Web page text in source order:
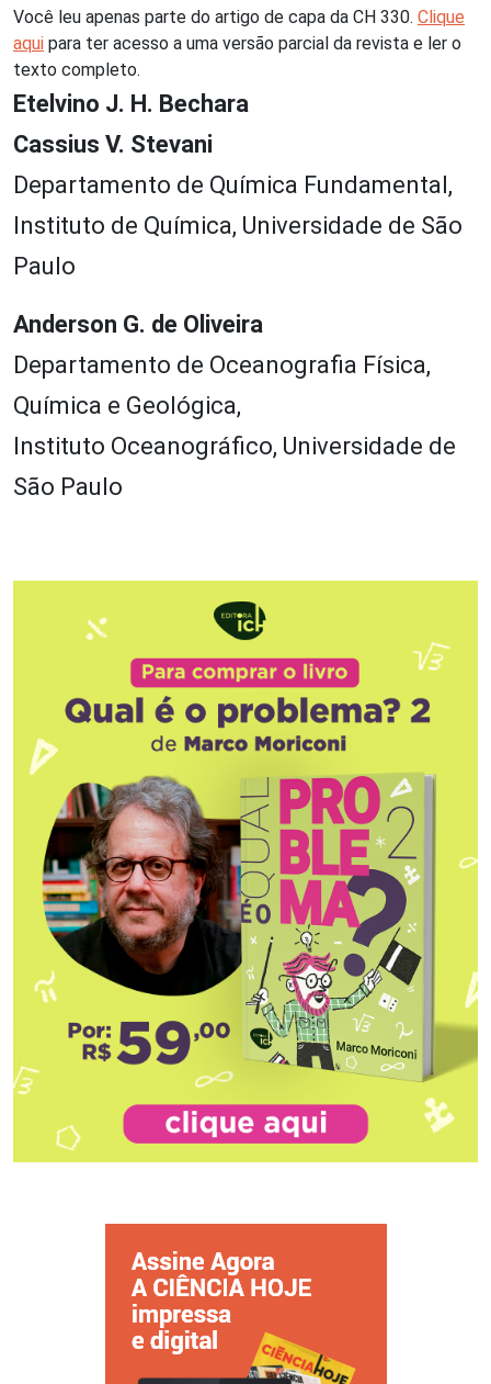
Você leu apenas parte do artigo de capa da CH 330. Clique
aqui para ter acesso a uma versão parcial da revista e ler o
texto completo.
Etelvino J. H. Bechara
Cassius V. Stevani
Departamento de Química Fundamental,
Instituto de Química, Universidade de São
Paulo
Anderson G. de Oliveira
Departamento de Oceanografia Física,
Química e Geológica,
Instituto Oceanográfico, Universidade de
São Paulo